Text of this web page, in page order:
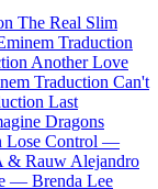
The Real Slim
Traduction
Another Love
Traduction Can't
Last
Dragons
Lose Control —
Rauw Alejandro
— Brenda Lee